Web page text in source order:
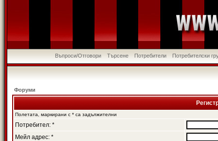
Въпроси/Отговори Търсене Потребители Потребителски
Форуми
Полетата, маркирани с * са задължителни
Потребител: *
Мейл адрес: *